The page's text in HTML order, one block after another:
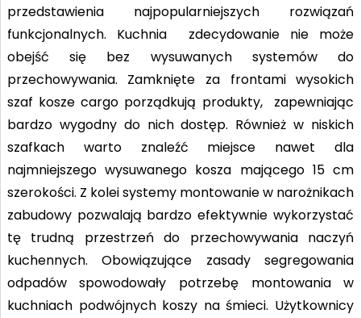
przedstawienia najpopularniejszych rozwiązań
funkcjonalnych. Kuchnia zdecydowanie nie może
obejść się bez wysuwanych systemów do
przechowywania. Zamknięte za frontami wysokich
szaf kosze cargo porządkują produkty, zapewniając
bardzo wygodny do nich dostęp. Również w niskich
szafkach warto znaleźć miejsce nawet dla
najmniejszego wysuwanego kosza mającego 15 cm
szerokości. Z kolei systemy montowanie w narożnikach
zabudowy pozwalają bardzo efektywnie wykorzystać
tę trudną przestrzeń do przechowywania naczyń
kuchennych. Obowiązujące zasady segregowania
odpadów spowodowały potrzebę montowania w
kuchniach podwójnych koszy na śmieci. Użytkownicy